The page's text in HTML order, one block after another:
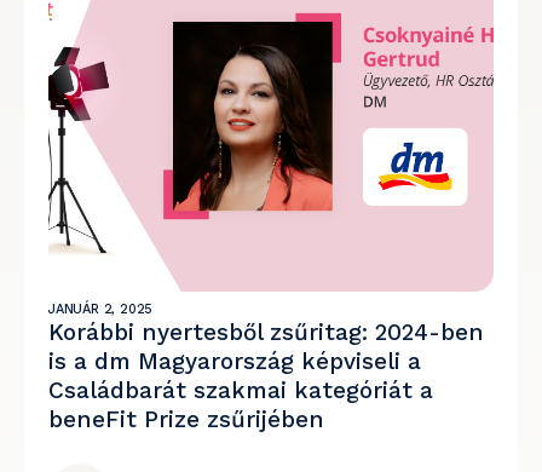
JANUÁR 2, 2025
Korábbi nyertesből zsűritag: 2024-ben
is a dm Magyarország képviseli a
Családbarát szakmai kategóriát a
beneFit Prize zsűrijében